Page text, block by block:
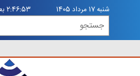
شنبه 17 مرداد 1405 2:46:54 بعد از ظهر